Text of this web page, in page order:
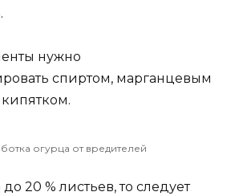
нужно
спиртом, марганцевым
огурца от вредителей
20 % листьев, то следует